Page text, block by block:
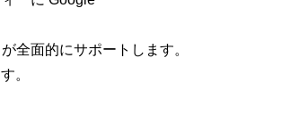
全面的にサポートします。
。